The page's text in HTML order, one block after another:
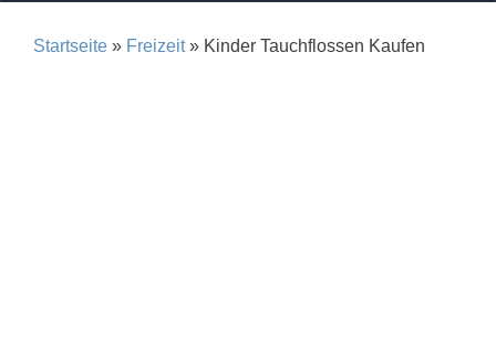
Startseite » Freizeit» Kinder Tauchflossen Kaufen